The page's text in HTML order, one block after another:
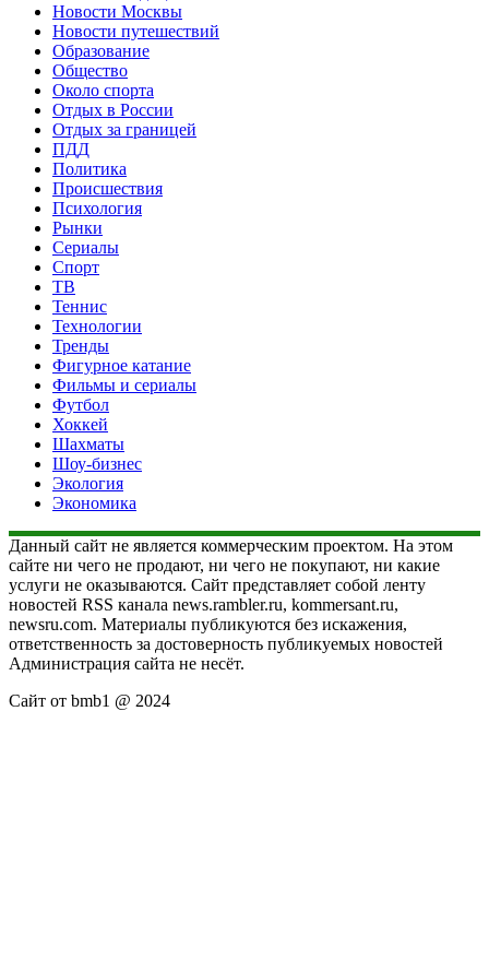
Новости Москвы
Новости путешествий
Образование
Общество
Около спорта
Отдых в России
Отдых за границей
ПДД
Политика
Происшествия
Психология
Рынки
Сериалы
Спорт
ТВ
Теннис
Технологии
Тренды
Фигурное катание
Фильмы и сериалы
Футбол
Хоккей
Шахматы
Шоу-бизнес
Экология
Экономика
Данный сайт не является коммерческим проектом. На этом
сайте ни чего не продают, ни чего не покупают, ни какие
услуги не оказываются. Сайт представляет собой ленту
новостей RSS канала news.rambler.ru, kommersant.ru,
newsru.com. Материалы публикуются без искажения,
ответственность за достоверность публикуемых новостей
Администрация сайта не несёт.
Сайт от bmb1 @ 2024